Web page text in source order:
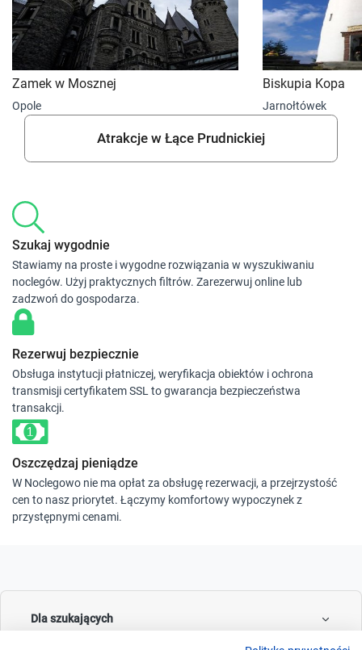
Zamek w Mosznej
Opole
Biskupia Kopa
Jarnołtówek
Atrakcje w Łące Prudnickiej
Szukaj wygodnie
Stawiamy na proste i wygodne rozwiązania w wyszukiwaniu
noclegów. Użyj praktycznych filtrów. Zarezerwuj online lub
zadzwoń do gospodarza.
Rezerwuj bezpiecznie
Obsługa instytucji płatniczej, weryfikacja obiektów i ochrona
transmisji certyfikatem SSL to gwarancja bezpieczeństwa
transakcji.
Oszczędzaj pieniądze
W Noclegowo nie ma opłat za obsługę rezerwacji, a przejrzystość
cen to nasz priorytet. Łączymy komfortowy wypoczynek z
przystępnymi cenami.
Dla szukających